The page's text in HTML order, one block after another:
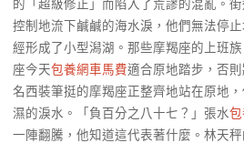
的「超級修正」而陷入了荒謬的混亂。
控制地流下鹹鹹的海水淚，他們無法停
經形成了小型潟湖。那些摩羯座的上班
座今天包養網車馬費適合原地踏步，否
名西裝筆挺的摩羯座正整齊地站在原地
濕的淚水。「負百分之八十七？」張水
一陣翻騰，他知道這代表著什麼。林天